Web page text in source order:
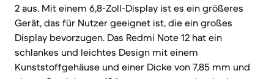
2 aus. Mit einem 6,8-Zoll-Display ist es ein größeres
Gerät, das für Nutzer geeignet ist, die ein großes
Display bevorzugen. Das Redmi Note 12 hat ein
schlankes und leichtes Design mit einem
Kunststoffgehäuse und einer Dicke von 7,85 mm und